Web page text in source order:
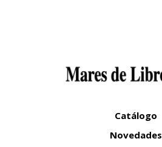
Catálogo
Novedades